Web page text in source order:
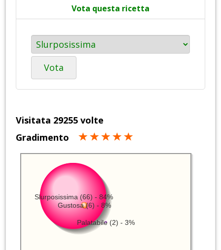
Vota questa ricetta
Vota
Visitata 29255 volte
Gradimento
Slurposissima (66) - 84%
Gustosa (6) - 8%
Palatabile (2) - 3%